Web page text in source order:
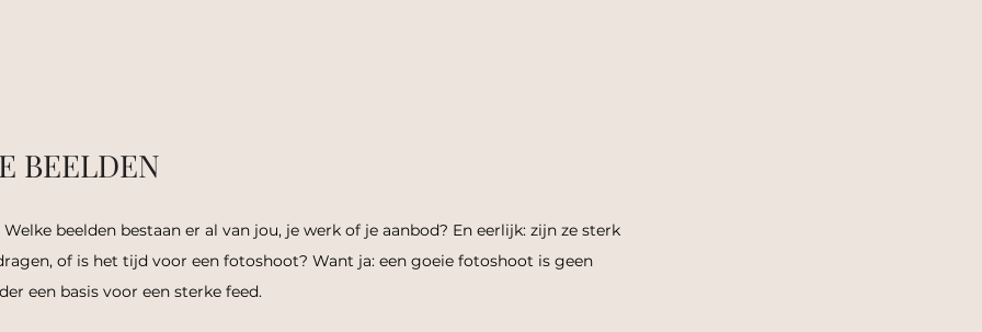
BEELDEN
beelden bestaan er al van jou, je werk of je aanbod? En eerlijk: zijn ze sterk
of is het tijd voor een fotoshoot? Want ja: een goeie fotoshoot is geen
een basis voor een sterke feed.